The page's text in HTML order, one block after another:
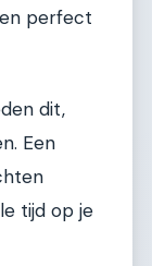
perfect
dit,
Een
tijd op je